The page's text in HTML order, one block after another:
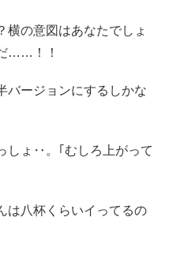
の意図はあなたでしょ
……！！
バージョンにするしかな
しょ‥。｢むしろ上がって
は八杯くらいイってるの